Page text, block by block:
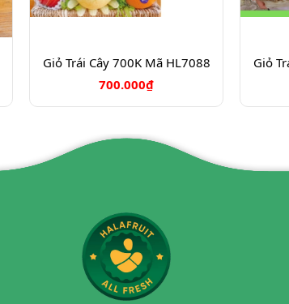
Giỏ Trái Cây 700K Mã HL7088
700.000₫
Giỏ